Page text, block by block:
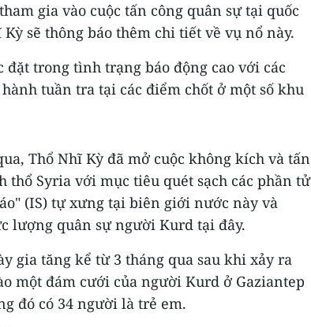
gia vào cuộc tấn công quân sự tại quốc
sẽ thông báo thêm chi tiết về vụ nổ này.
trong tình trạng báo động cao với các
tuần tra tại các điểm chốt ở một số khu
Thổ Nhĩ Kỳ đã mở cuộc không kích và tấn
thổ Syria với mục tiêu quét sạch các phần tử
(IS) tự xưng tại biên giới nước này và
lượng quân sự người Kurd tại đây.
gia tăng kể từ 3 tháng qua sau khi xảy ra
một đám cưới của người Kurd ở Gaziantep
đó có 34 người là trẻ em.